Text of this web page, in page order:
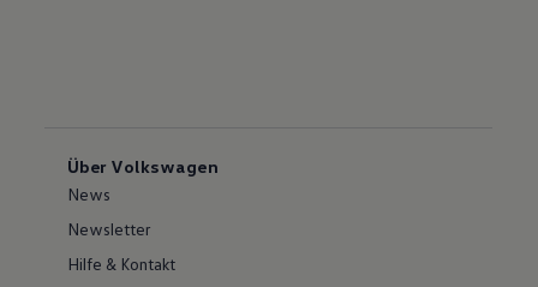
Über Volkswagen
News
Newsletter
Hilfe & Kontakt